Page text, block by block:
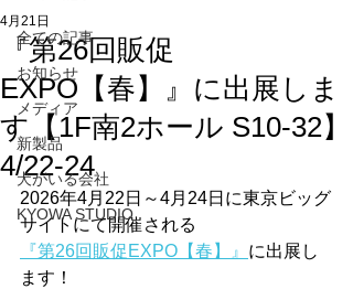
全ての記事
お知らせ
メディア
新製品
犬がいる会社
KYOWA STUDIO
『第26回販促
EXPO【春】』に出展しま
す【1F南2ホール S10-32】
4/22-24
4月21日
2026年4月22日～4月24日に東京ビッグ
サイトにて開催される
『第26回販促EXPO【春】』 に出展し
ま す！